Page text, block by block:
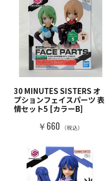
30 MINUTES SISTERS オ
プションフェイスパーツ 表
情セット5 [カラーB]
￥660 （税込）